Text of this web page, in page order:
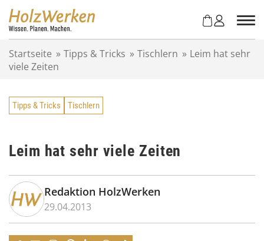
Startseite » Tipps & Tricks » Tischlern » Leim hat sehr
viele Zeiten
Tipps & Tricks Tischlern
Leim hat sehr viele Zeiten
Redaktion HolzWerken
29.04.2013